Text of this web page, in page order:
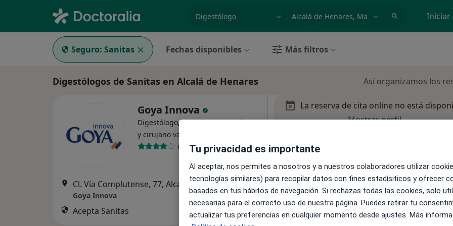
especialidad, enfermedad o nombre
p. ej. Madrid Iniciar
Seguro: Sanitas Fechas disponibles Más filtros
Digestólogos de Sanitas en Alcalá de Henares Así organizamos los
Goya Innova
Digestólogo, Alergólogo, Angiólogo
y cirujano vascular
67 opiniones
Cl. Vía Complutense, 77, Alcalá de Henares • Mapa
Goya Innova
Acepta Sanitas
La reserva de cita online no está
Mostrar perfil
Tu privacidad es importante
Al aceptar, nos permites a nosotros y a nuestros colaboradores utilizar
tecnologías similares) para recopilar datos con fines estadísiticos y ofrecer
basados en tus hábitos de navegación. Si rechazas todas las cookies, solo
necesarias para el correcto uso de nuestra página. Puedes retirar tu
actualizar tus preferencias en cualquier momento desde ajustes. Más